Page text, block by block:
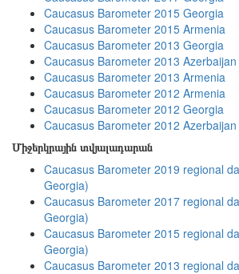
Caucasus Barometer 2015 Georgia
Caucasus Barometer 2015 Armenia
Caucasus Barometer 2013 Georgia
Caucasus Barometer 2013 Azerbaijan
Caucasus Barometer 2013 Armenia
Caucasus Barometer 2012 Armenia
Caucasus Barometer 2012 Georgia
Caucasus Barometer 2012 Azerbaijan
Միջերկրային տվյալադարան
Caucasus Barometer 2019 regional
Georgia)
Caucasus Barometer 2017 regional
Georgia)
Caucasus Barometer 2015 regional
Georgia)
Caucasus Barometer 2013 regional